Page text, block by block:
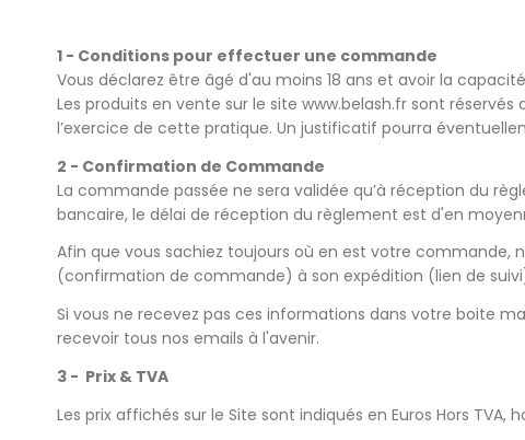
1 - Conditions pour effectuer une commande
Vous déclarez être âgé d'au moins 18 ans et avoir la
Les produits en vente sur le site www.belash.fr sont réservés
l’exercice de cette pratique. Un justificatif pourra
2 - Confirmation de Commande
La commande passée ne sera validée qu’à réception du
bancaire, le délai de réception du règlement est d'en
Afin que vous sachiez toujours où en est votre commande,
(confirmation de commande) à son expédition (lien de
Si vous ne recevez pas ces informations dans votre boite
recevoir tous nos emails à l'avenir.
3 - Prix & TVA
Les prix affichés sur le Site sont indiqués en Euros Hors TVA,